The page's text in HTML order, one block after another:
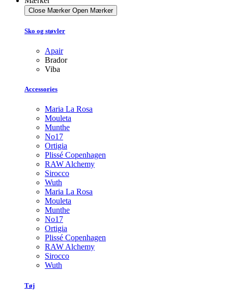
Close Mærker Open Mærker
Sko og støvler
Apair
Brador
Viba
Accessories
Maria La Rosa
Mouleta
Munthe
No17
Ortigia
Plissé Copenhagen
RAW Alchemy
Sirocco
Wuth
Maria La Rosa
Mouleta
Munthe
No17
Ortigia
Plissé Copenhagen
RAW Alchemy
Sirocco
Wuth
Tøj